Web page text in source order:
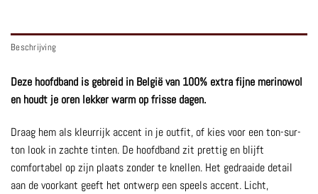
Beschrijving
Deze hoofdband is gebreid in België van 100% extra fijne merinowol
en houdt je oren lekker warm op frisse dagen.
Draag hem als kleurrijk accent in je outfit, of kies voor een ton-sur-
ton look in zachte tinten. De hoofdband zit prettig en blijft
comfortabel op zijn plaats zonder te knellen. Het gedraaide detail
aan de voorkant geeft het ontwerp een speels accent. Licht,